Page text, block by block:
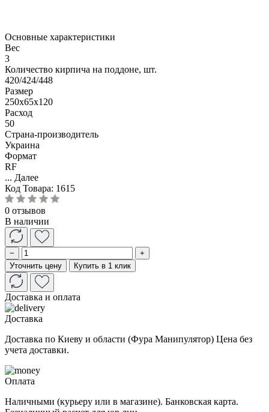
Основные характеристики
Вес
3
Количество кирпича на поддоне, шт.
420/424/448
Размер
250x65x120
Расход
50
Страна-производитель
Украина
Формат
RF
... Далее
Код Товара: 1615
0 отзывов
В наличии
−
+
Уточнить цену
Купить в 1 клик
Доставка и оплата
Доставка
Доставка по Киеву и области (Фура Манипулятор) Цена без
учета доставки.
Оплата
Наличными (курьеру или в магазине). Банковская карта.